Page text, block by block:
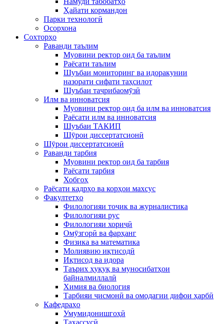
Ҳайати кормандон
Парки технологӣ
Осорхона
Сохторҳо
Раванди таълим
Муовини ректор оид ба таълим
Раёсати таълим
Шуъбаи мониторинг ва идоракунии
назорати сифати таҳсилот
Шуъбаи таҷрибаомӯзӣ
Илм ва инноватсия
Муовини ректор оид ба илм ва инноватсия
Раёсати илм ва инноватсия
Шуъбаи ТАКИП
Шӯрои диссертатсионӣ
Шӯрои диссертатсионӣ
Раванди тарбия
Муовини ректор оид ба тарбия
Раёсати тарбия
Хобгоҳ
Раёсати кадрҳо ва корҳои махсус
Факултетҳо
Филологияи тоҷик ва журналистика
Филологияи рус
Филологияи хориҷӣ
Омӯзгорӣ ва фарҳанг
Физика ва математика
Молиявию иқтисодӣ
Иқтисод ва идора
Таърих ҳуқуқ ва муносибатҳои
байналмиллалӣ
Химия ва биология
Тарбияи ҷисмонӣ ва омодагии дифои ҳарбӣ
Кафедраҳо
Умумидонишгоҳӣ
Тахассусӣ